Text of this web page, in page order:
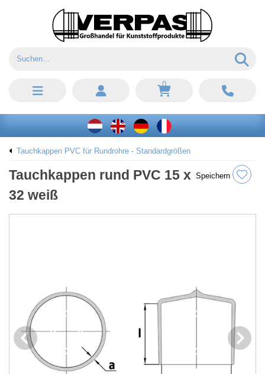
0
Tauchkappen PVC für Rundrohre - Standardgrößen
Tauchkappen rund PVC 15 x
32 weiß
Speichern